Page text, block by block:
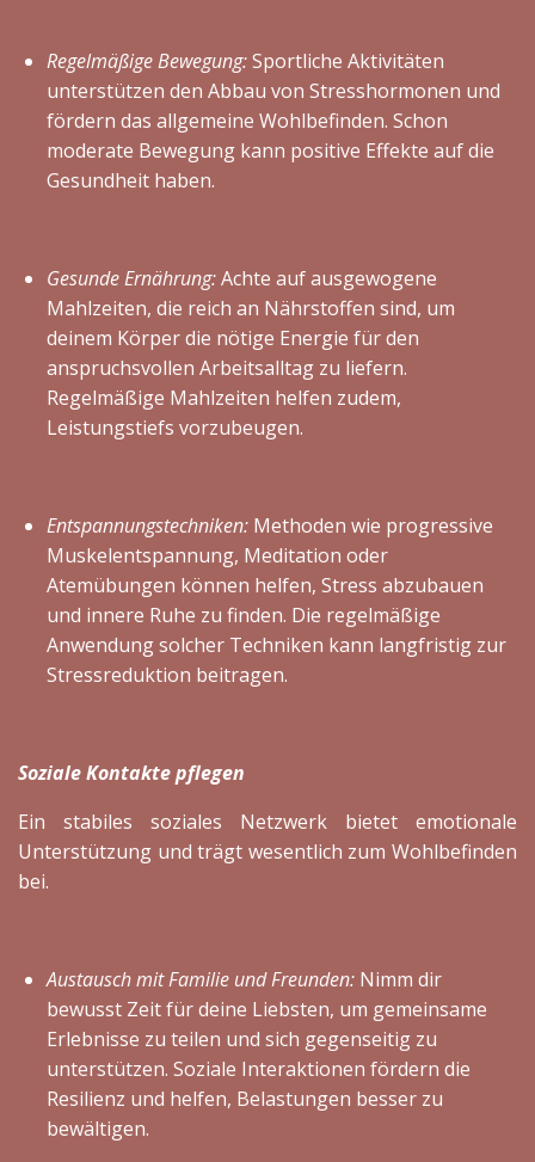
Regelmäßige Bewegung:Sportliche Aktivitäten
unterstützen den Abbau von Stresshormonen und
fördern das allgemeine Wohlbefinden. Schon
moderate Bewegung kann positive Effekte auf die
Gesundheit haben.
Gesunde Ernährung:Achte auf ausgewogene
Mahlzeiten, die reich an Nährstoffen sind, um
deinem Körper die nötige Energie für den
anspruchsvollen Arbeitsalltag zu liefern.
Regelmäßige Mahlzeiten helfen zudem,
Leistungstiefs vorzubeugen.
Entspannungstechniken: Methoden wie progressive
Muskelentspannung, Meditation oder
Atemübungen können helfen, Stress abzubauen
und innere Ruhe zu finden. Die regelmäßige
Anwendung solcher Techniken kann langfristig zur
Stressreduktion beitragen.
Soziale Kontakte pflegen
Ein stabiles soziales Netzwerk bietet emotionale
Unterstützung und trägt wesentlich zum Wohlbefinden
bei.
Austausch mit Familie und Freunden: Nimm dir
bewusst Zeit für deine Liebsten, um gemeinsame
Erlebnisse zu teilen und sich gegenseitig zu
unterstützen. Soziale Interaktionen fördern die
Resilienz und helfen, Belastungen besser zu
bewältigen.